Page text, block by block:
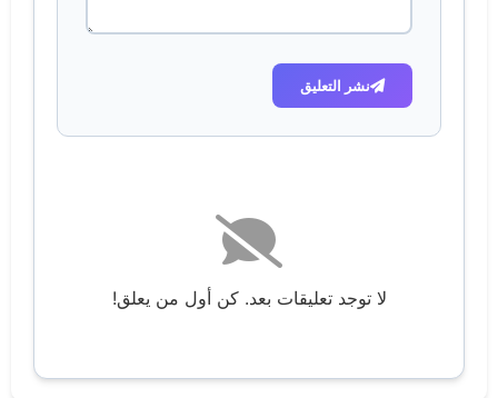
نشر التعليق
لا توجد تعليقات بعد. كن أول من يعلق!